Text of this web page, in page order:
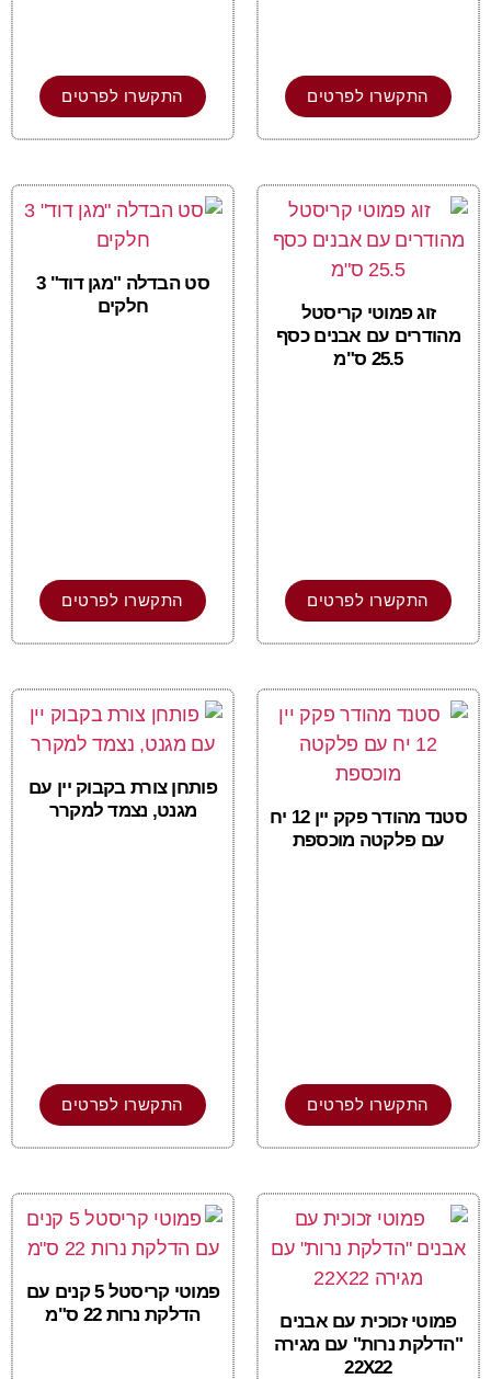
התקשרו לפרטים התקשרו לפרטים
זוג פמוטי קריסטל
מהודרים עם אבנים כסף
25.5 ס"מ
התקשרו לפרטים
סט הבדלה "מגן דוד" 3
חלקים
התקשרו לפרטים
סטנד מהודר פקק יין 12 יח
עם פלקטה מוכספת
התקשרו לפרטים
פותחן צורת בקבוק יין עם
מגנט, נצמד למקרר
התקשרו לפרטים
פמוטי זכוכית עם אבנים
"הדלקת נרות" עם מגירה
22X22
פמוטי קריסטל 5 קנים עם
הדלקת נרות 22 ס"מ